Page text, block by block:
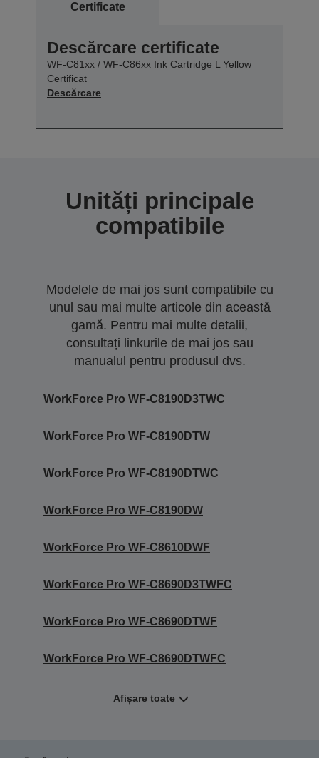
Certificate
Descărcare certificate
WF-C81xx / WF-C86xx Ink Cartridge L Yellow
Certificat
Descărcare
Unități principale
compatibile
Modelele de mai jos sunt compatibile cu
unul sau mai multe articole din această
gamă. Pentru mai multe detalii,
consultați linkurile de mai jos sau
manualul pentru produsul dvs.
WorkForce Pro WF-C8190D3TWC
WorkForce Pro WF-C8190DTW
WorkForce Pro WF-C8190DTWC
WorkForce Pro WF-C8190DW
WorkForce Pro WF-C8610DWF
WorkForce Pro WF-C8690D3TWFC
WorkForce Pro WF-C8690DTWF
WorkForce Pro WF-C8690DTWFC
Afișare toate